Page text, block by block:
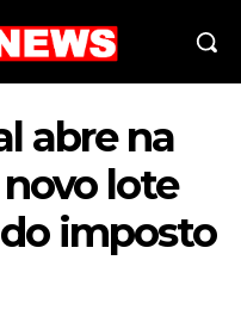
abre na
lote
imposto